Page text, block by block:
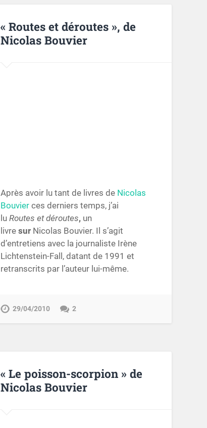
« Routes et déroutes », de
Nicolas Bouvier
Après avoir lu tant de livres de Nicolas
Bouvierces derniers temps, j’ai
lu Routes et déroutes, un
livre surNicolas Bouvier. Il s’agit
d’entretiens avec la journaliste Irène
Lichtenstein-Fall, datant de 1991 et
retranscrits par l’auteur lui-même.
29/04/2010 2
« Le poisson-scorpion » de
Nicolas Bouvier